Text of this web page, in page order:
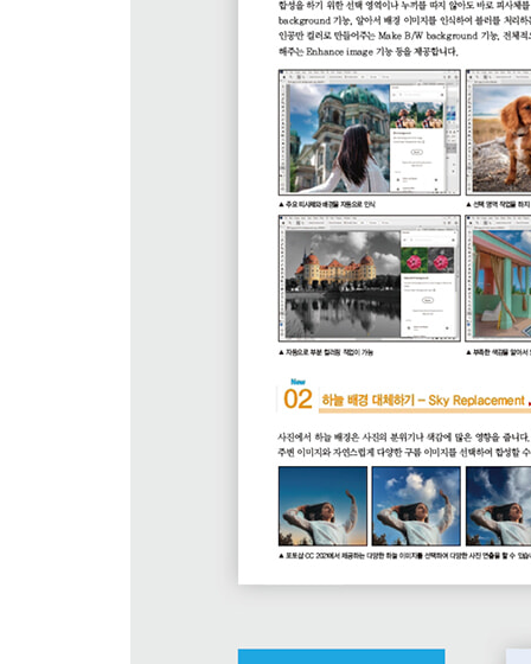
8 Content-Aware로 불필요한 부분 지우고 자동으
9 내용 인식 채우기 기능으로 세밀하게 잘린 이미
10 Content-Aware Fill 명령으로 불필요한 대상을
11 그레이디언트 도구 사용하기
12 색상을 지정하여 그러데이션 배경 만들기
13 템플릿을 이용한 그러데이션 만들기
14 이미지 패턴 사용하기 중
15 패턴 이미지 제작을 위한 패턴 미리보기 신기능
16 패턴 편집하여 채우기
17 북유럽풍 기본 패턴과 테두리 만들기
02 | 이미지 색상 보정하기 → Adjustments / 색상
1 자동 보정 기능 사용하기
2 Brightness/Contrast로 명도와 대비 조절하기
3 Auto Color로 색상을 자동 보정하기
4 어두운 사진을 밝고 선명하게 보정하기
5 Levels로 특정 톤의 명도와 대비 조절하기
6 Levels로 어두운 야경 사진을 밝게 조정하기